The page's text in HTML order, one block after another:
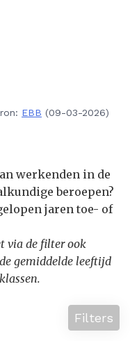
EBB (09-03-2026)
werkenden in de
beroepen?
jaren toe- of
via de filter ook
gemiddelde leeftijd
Filters